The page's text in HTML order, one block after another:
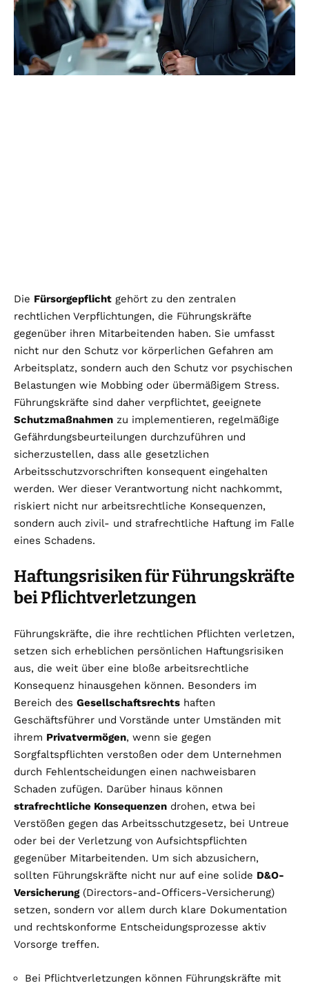
Die Fürsorgepflicht gehört zu den zentralen
rechtlichen Verpflichtungen, die Führungskräfte
gegenüber ihren Mitarbeitenden haben. Sie umfasst
nicht nur den Schutz vor körperlichen Gefahren am
Arbeitsplatz, sondern auch den Schutz vor psychischen
Belastungen wie Mobbing oder übermäßigem Stress.
Führungskräfte sind daher verpflichtet, geeignete
Schutzmaßnahmen zu implementieren, regelmäßige
Gefährdungsbeurteilungen durchzuführen und
sicherzustellen, dass alle gesetzlichen
Arbeitsschutzvorschriften konsequent eingehalten
werden. Wer dieser Verantwortung nicht nachkommt,
riskiert nicht nur arbeitsrechtliche Konsequenzen,
sondern auch zivil- und strafrechtliche Haftung im Falle
eines Schadens.
Haftungsrisiken für Führungskräfte
bei Pflichtverletzungen
Führungskräfte, die ihre rechtlichen Pflichten verletzen,
setzen sich erheblichen persönlichen Haftungsrisiken
aus, die weit über eine bloße arbeitsrechtliche
Konsequenz hinausgehen können. Besonders im
Bereich des Gesellschaftsrechts haften
Geschäftsführer und Vorstände unter Umständen mit
ihrem Privatvermögen, wenn sie gegen
Sorgfaltspflichten verstoßen oder dem Unternehmen
durch Fehlentscheidungen einen nachweisbaren
Schaden zufügen. Darüber hinaus können
strafrechtliche Konsequenzen drohen, etwa bei
Verstößen gegen das Arbeitsschutzgesetz, bei Untreue
oder bei der Verletzung von Aufsichtspflichten
gegenüber Mitarbeitenden. Um sich abzusichern,
sollten Führungskräfte nicht nur auf eine solide D&O-
Versicherung(Directors-and-Officers-Versicherung)
setzen, sondern vor allem durch klare Dokumentation
und rechtskonforme Entscheidungsprozesse aktiv
Vorsorge treffen.
Bei Pflichtverletzungen können Führungskräfte mit